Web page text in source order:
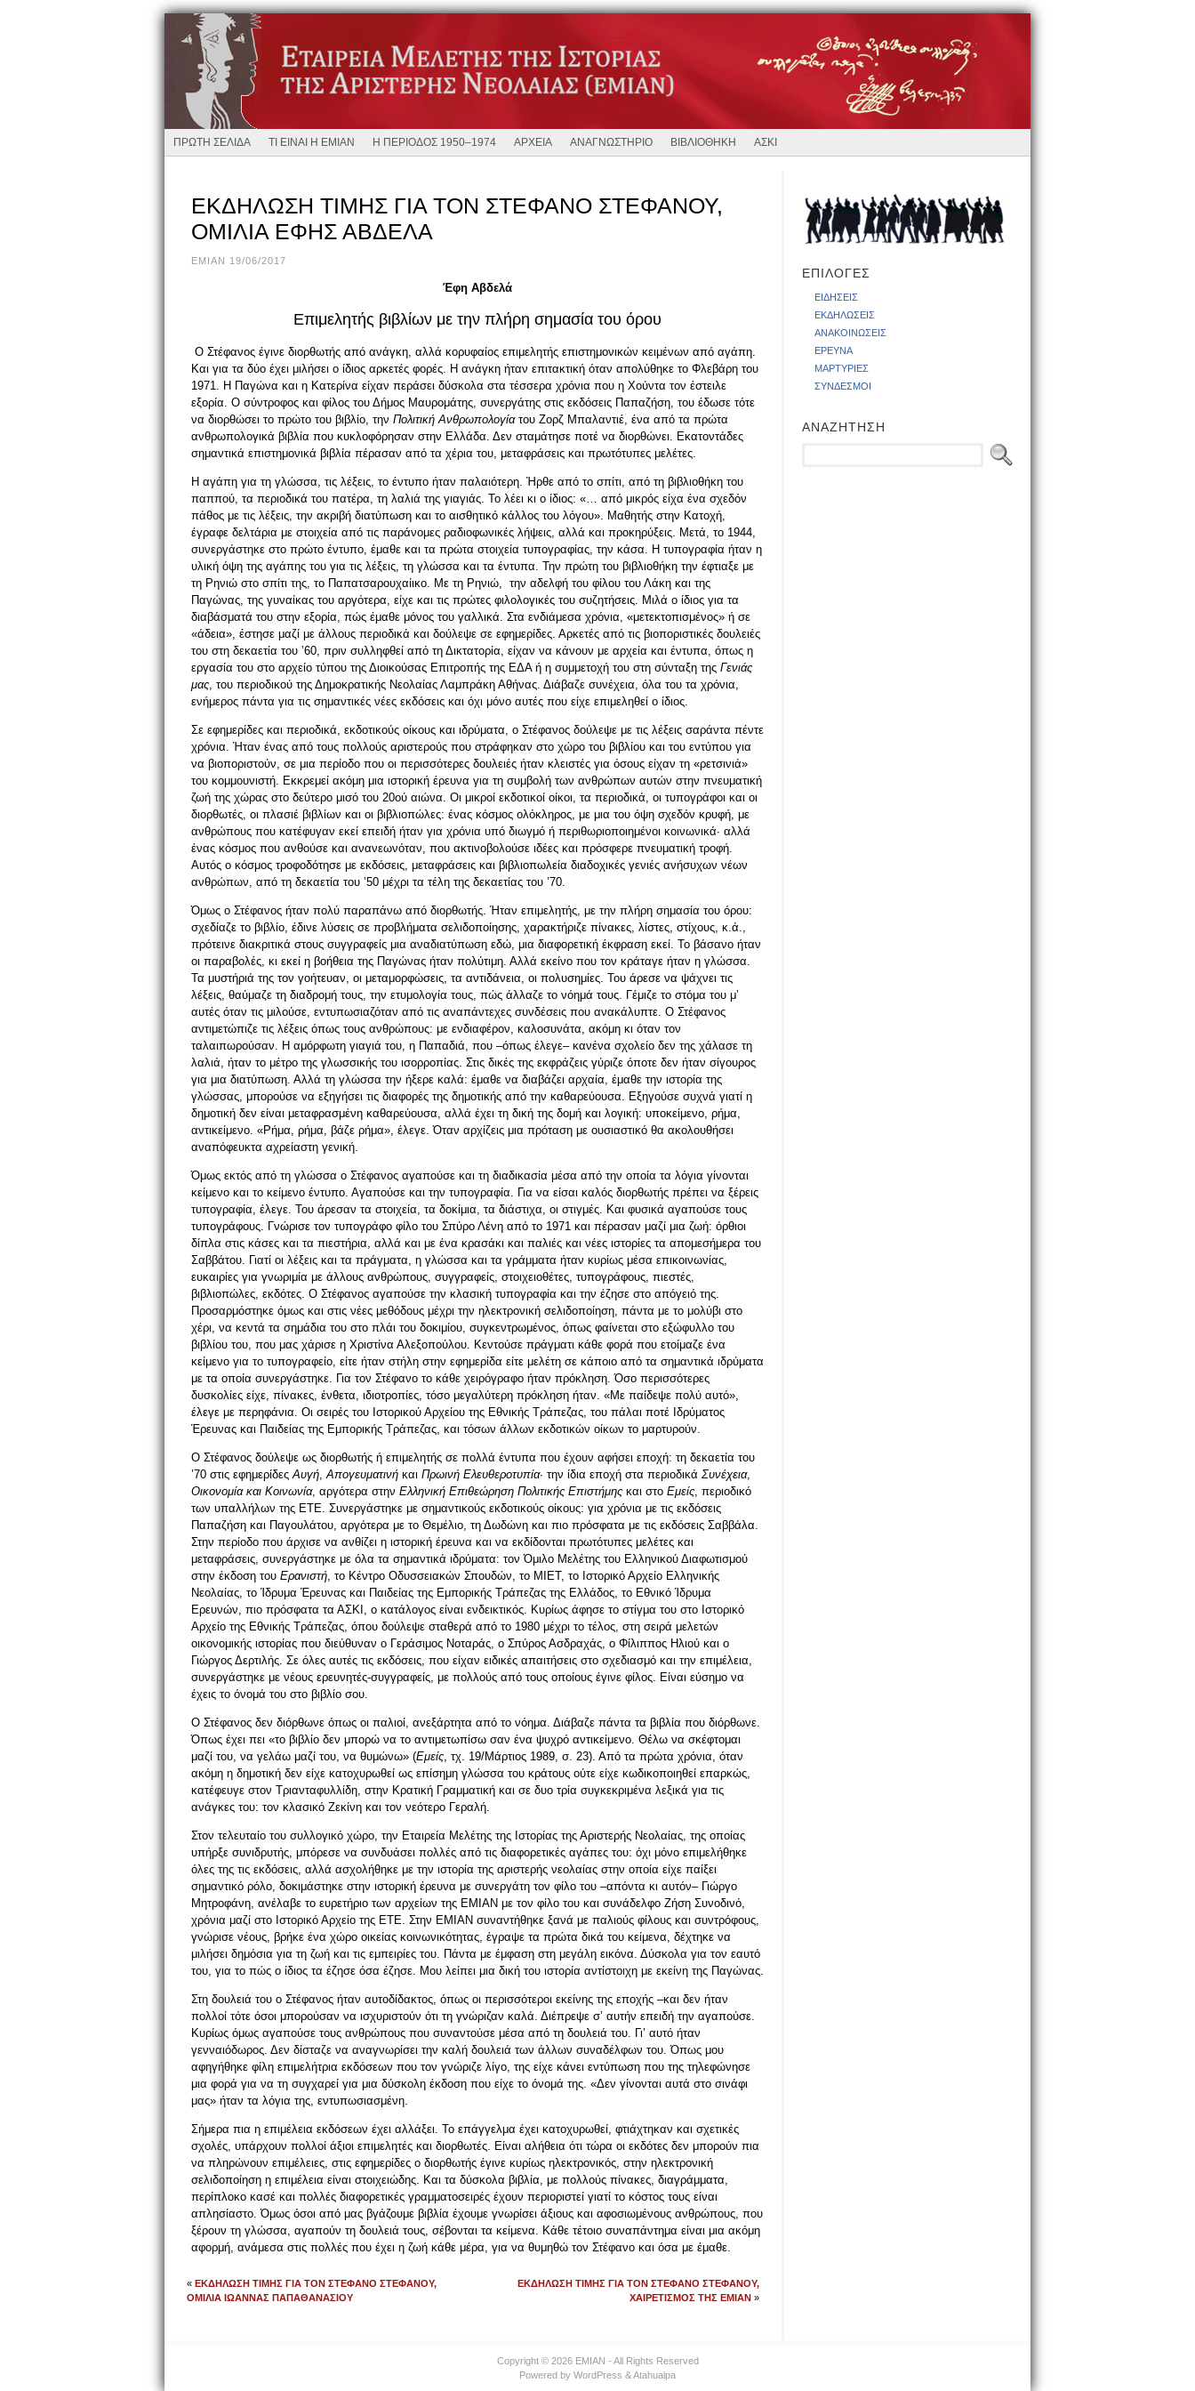
ΠΡΩΤΗ ΣΕΛΙΔΑ ΤΙ ΕΙΝΑΙ Η ΕΜΙΑΝ Η ΠΕΡΙΟΔΟΣ 1950–1974 ΑΡΧΕΙΑ ΑΝΑΓΝΩΣΤΗΡΙΟ ΒΙΒΛΙΟΘΗΚΗ ΑΣΚΙ
ΕΚΔΗΛΩΣΗ ΤΙΜΗΣ ΓΙΑ ΤΟΝ ΣΤΕΦΑΝΟ ΣΤΕΦΑΝΟΥ,
ΟΜΙΛΙΑ ΕΦΗΣ ΑΒΔΕΛΑ
EMIAN 19/06/2017
Έφη Αβδελά
Επιμελητής βιβλίων με την πλήρη σημασία του όρου
Ο Στέφανος έγινε διορθωτής από ανάγκη, αλλά κορυφαίος επιμελητής επιστημονικών κειμένων από αγάπη.
Και για τα δύο έχει μιλήσει ο ίδιος αρκετές φορές. Η ανάγκη ήταν επιτακτική όταν απολύθηκε το Φλεβάρη του
1971. Η Παγώνα και η Κατερίνα είχαν περάσει δύσκολα στα τέσσερα χρόνια που η Χούντα τον έστειλε
εξορία. Ο σύντροφος και φίλος του Δήμος Μαυρομάτης, συνεργάτης στις εκδόσεις Παπαζήση, του έδωσε τότε
να διορθώσει το πρώτο του βιβλίο, την Πολιτική Ανθρωπολογίατου Ζορζ Μπαλαντιέ, ένα από τα πρώτα
ανθρωπολογικά βιβλία που κυκλοφόρησαν στην Ελλάδα. Δεν σταμάτησε ποτέ να διορθώνει. Εκατοντάδες
σημαντικά επιστημονικά βιβλία πέρασαν από τα χέρια του, μεταφράσεις και πρωτότυπες μελέτες.
Η αγάπη για τη γλώσσα, τις λέξεις, το έντυπο ήταν παλαιότερη. Ήρθε από το σπίτι, από τη βιβλιοθήκη του
παππού, τα περιοδικά του πατέρα, τη λαλιά της γιαγιάς. Το λέει κι ο ίδιος: «… από μικρός είχα ένα σχεδόν
πάθος με τις λέξεις, την ακριβή διατύπωση και το αισθητικό κάλλος του λόγου». Μαθητής στην Κατοχή,
έγραφε δελτάρια με στοιχεία από τις παράνομες ραδιοφωνικές λήψεις, αλλά και προκηρύξεις. Μετά, το 1944,
συνεργάστηκε στο πρώτο έντυπο, έμαθε και τα πρώτα στοιχεία τυπογραφίας, την κάσα. Η τυπογραφία ήταν η
υλική όψη της αγάπης του για τις λέξεις, τη γλώσσα και τα έντυπα. Την πρώτη του βιβλιοθήκη την έφτιαξε με
τη Ρηνιώ στο σπίτι της, το Παπατσαρουχαίικο. Με τη Ρηνιώ, την αδελφή του φίλου του Λάκη και της
Παγώνας, της γυναίκας του αργότερα, είχε και τις πρώτες φιλολογικές του συζητήσεις. Μιλά ο ίδιος για τα
διαβάσματά του στην εξορία, πώς έμαθε μόνος του γαλλικά. Στα ενδιάμεσα χρόνια, «μετεκτοπισμένος» ή σε
«άδεια», έστησε μαζί με άλλους περιοδικά και δούλεψε σε εφημερίδες. Αρκετές από τις βιοποριστικές δουλειές
του στη δεκαετία του ’60, πριν συλληφθεί από τη Δικτατορία, είχαν να κάνουν με αρχεία και έντυπα, όπως η
εργασία του στο αρχείο τύπου της Διοικούσας Επιτροπής της ΕΔΑ ή η συμμετοχή του στη σύνταξη της Γενιάς
μας, του περιοδικού της Δημοκρατικής Νεολαίας Λαμπράκη Αθήνας. Διάβαζε συνέχεια, όλα του τα χρόνια,
ενήμερος πάντα για τις σημαντικές νέες εκδόσεις και όχι μόνο αυτές που είχε επιμεληθεί ο ίδιος.
Σε εφημερίδες και περιοδικά, εκδοτικούς οίκους και ιδρύματα, ο Στέφανος δούλεψε με τις λέξεις σαράντα πέντε
χρόνια. Ήταν ένας από τους πολλούς αριστερούς που στράφηκαν στο χώρο του βιβλίου και του εντύπου για
να βιοποριστούν, σε μια περίοδο που οι περισσότερες δουλειές ήταν κλειστές για όσους είχαν τη «ρετσινιά»
του κομμουνιστή. Εκκρεμεί ακόμη μια ιστορική έρευνα για τη συμβολή των ανθρώπων αυτών στην πνευματική
ζωή της χώρας στο δεύτερο μισό του 20ού αιώνα. Οι μικροί εκδοτικοί οίκοι, τα περιοδικά, οι τυπογράφοι και οι
διορθωτές, οι πλασιέ βιβλίων και οι βιβλιοπώλες: ένας κόσμος ολόκληρος, με μια του όψη σχεδόν κρυφή, με
ανθρώπους που κατέφυγαν εκεί επειδή ήταν για χρόνια υπό διωγμό ή περιθωριοποιημένοι κοινωνικά∙ αλλά
ένας κόσμος που ανθούσε και ανανεωνόταν, που ακτινοβολούσε ιδέες και πρόσφερε πνευματική τροφή.
Αυτός ο κόσμος τροφοδότησε με εκδόσεις, μεταφράσεις και βιβλιοπωλεία διαδοχικές γενιές ανήσυχων νέων
ανθρώπων, από τη δεκαετία του ’50 μέχρι τα τέλη της δεκαετίας του ’70.
Όμως ο Στέφανος ήταν πολύ παραπάνω από διορθωτής. Ήταν επιμελητής, με την πλήρη σημασία του όρου:
σχεδίαζε το βιβλίο, έδινε λύσεις σε προβλήματα σελιδοποίησης, χαρακτήριζε πίνακες, λίστες, στίχους, κ.ά.,
πρότεινε διακριτικά στους συγγραφείς μια αναδιατύπωση εδώ, μια διαφορετική έκφραση εκεί. Το βάσανο ήταν
οι παραβολές, κι εκεί η βοήθεια της Παγώνας ήταν πολύτιμη. Αλλά εκείνο που τον κράταγε ήταν η γλώσσα.
Τα μυστήριά της τον γοήτευαν, οι μεταμορφώσεις, τα αντιδάνεια, οι πολυσημίες. Του άρεσε να ψάχνει τις
λέξεις, θαύμαζε τη διαδρομή τους, την ετυμολογία τους, πώς άλλαζε το νόημά τους. Γέμιζε το στόμα του μ’
αυτές όταν τις μιλούσε, εντυπωσιαζόταν από τις αναπάντεχες συνδέσεις που ανακάλυπτε. Ο Στέφανος
αντιμετώπιζε τις λέξεις όπως τους ανθρώπους: με ενδιαφέρον, καλοσυνάτα, ακόμη κι όταν τον
ταλαιπωρούσαν. Η αμόρφωτη γιαγιά του, η Παπαδιά, που –όπως έλεγε– κανένα σχολείο δεν της χάλασε τη
λαλιά, ήταν το μέτρο της γλωσσικής του ισορροπίας. Στις δικές της εκφράζεις γύριζε όποτε δεν ήταν σίγουρος
για μια διατύπωση. Αλλά τη γλώσσα την ήξερε καλά: έμαθε να διαβάζει αρχαία, έμαθε την ιστορία της
γλώσσας, μπορούσε να εξηγήσει τις διαφορές της δημοτικής από την καθαρεύουσα. Εξηγούσε συχνά γιατί η
δημοτική δεν είναι μεταφρασμένη καθαρεύουσα, αλλά έχει τη δική της δομή και λογική: υποκείμενο, ρήμα,
αντικείμενο. «Ρήμα, ρήμα, βάζε ρήμα», έλεγε. Όταν αρχίζεις μια πρόταση με ουσιαστικό θα ακολουθήσει
αναπόφευκτα αχρείαστη γενική.
Όμως εκτός από τη γλώσσα ο Στέφανος αγαπούσε και τη διαδικασία μέσα από την οποία τα λόγια γίνονται
κείμενο και το κείμενο έντυπο. Αγαπούσε και την τυπογραφία. Για να είσαι καλός διορθωτής πρέπει να ξέρεις
τυπογραφία, έλεγε. Του άρεσαν τα στοιχεία, τα δοκίμια, τα διάστιχα, οι στιγμές. Και φυσικά αγαπούσε τους
τυπογράφους. Γνώρισε τον τυπογράφο φίλο του Σπύρο Λένη από το 1971 και πέρασαν μαζί μια ζωή: όρθιοι
δίπλα στις κάσες και τα πιεστήρια, αλλά και με ένα κρασάκι και παλιές και νέες ιστορίες τα απομεσήμερα του
Σαββάτου. Γιατί οι λέξεις και τα πράγματα, η γλώσσα και τα γράμματα ήταν κυρίως μέσα επικοινωνίας,
ευκαιρίες για γνωριμία με άλλους ανθρώπους, συγγραφείς, στοιχειοθέτες, τυπογράφους, πιεστές,
βιβλιοπώλες, εκδότες. Ο Στέφανος αγαπούσε την κλασική τυπογραφία και την έζησε στο απόγειό της.
Προσαρμόστηκε όμως και στις νέες μεθόδους μέχρι την ηλεκτρονική σελιδοποίηση, πάντα με το μολύβι στο
χέρι, να κεντά τα σημάδια του στο πλάι του δοκιμίου, συγκεντρωμένος, όπως φαίνεται στο εξώφυλλο του
βιβλίου του, που μας χάρισε η Χριστίνα Αλεξοπούλου. Κεντούσε πράγματι κάθε φορά που ετοίμαζε ένα
κείμενο για το τυπογραφείο, είτε ήταν στήλη στην εφημερίδα είτε μελέτη σε κάποιο από τα σημαντικά ιδρύματα
με τα οποία συνεργάστηκε. Για τον Στέφανο το κάθε χειρόγραφο ήταν πρόκληση. Όσο περισσότερες
δυσκολίες είχε, πίνακες, ένθετα, ιδιοτροπίες, τόσο μεγαλύτερη πρόκληση ήταν. «Με παίδεψε πολύ αυτό»,
έλεγε με περηφάνια. Οι σειρές του Ιστορικού Αρχείου της Εθνικής Τράπεζας, του πάλαι ποτέ Ιδρύματος
Έρευνας και Παιδείας της Εμπορικής Τράπεζας, και τόσων άλλων εκδοτικών οίκων το μαρτυρούν.
Ο Στέφανος δούλεψε ως διορθωτής ή επιμελητής σε πολλά έντυπα που έχουν αφήσει εποχή: τη δεκαετία του
’70 στις εφημερίδεςΑυγή,Απογευματινή και Πρωινή Ελευθεροτυπία∙ την ίδια εποχή στα περιοδικά Συνέχεια,
Οικονομία και Κοινωνία, αργότερα στην Ελληνική Επιθεώρηση Πολιτικής Επιστήμης και στο Εμείς, περιοδικό
των υπαλλήλων της ΕΤΕ. Συνεργάστηκε με σημαντικούς εκδοτικούς οίκους: για χρόνια με τις εκδόσεις
Παπαζήση και Παγουλάτου, αργότερα με το Θεμέλιο, τη Δωδώνη και πιο πρόσφατα με τις εκδόσεις Σαββάλα.
Στην περίοδο που άρχισε να ανθίζει η ιστορική έρευνα και να εκδίδονται πρωτότυπες μελέτες και
μεταφράσεις, συνεργάστηκε με όλα τα σημαντικά ιδρύματα: τον Όμιλο Μελέτης του Ελληνικού Διαφωτισμού
στην έκδοση του Ερανιστή, το Κέντρο Οδυσσειακών Σπουδών, το ΜΙΕΤ, το Ιστορικό Αρχείο Ελληνικής
Νεολαίας, το Ίδρυμα Έρευνας και Παιδείας της Εμπορικής Τράπεζας της Ελλάδος, το Εθνικό Ίδρυμα
Ερευνών, πιο πρόσφατα τα ΑΣΚΙ, ο κατάλογος είναι ενδεικτικός. Κυρίως άφησε το στίγμα του στο Ιστορικό
Αρχείο της Εθνικής Τράπεζας, όπου δούλεψε σταθερά από το 1980 μέχρι το τέλος, στη σειρά μελετών
οικονομικής ιστορίας που διεύθυναν ο Γεράσιμος Νοταράς, ο Σπύρος Ασδραχάς, ο Φίλιππος Ηλιού και ο
Γιώργος Δερτιλής. Σε όλες αυτές τις εκδόσεις, που είχαν ειδικές απαιτήσεις στο σχεδιασμό και την επιμέλεια,
συνεργάστηκε με νέους ερευνητές-συγγραφείς, με πολλούς από τους οποίους έγινε φίλος. Είναι εύσημο να
έχεις το όνομά του στο βιβλίο σου.
Ο Στέφανος δεν διόρθωνε όπως οι παλιοί, ανεξάρτητα από το νόημα. Διάβαζε πάντα τα βιβλία που διόρθωνε.
Όπως έχει πει «το βιβλίο δεν μπορώ να το αντιμετωπίσω σαν ένα ψυχρό αντικείμενο. Θέλω να σκέφτομαι
μαζί του, να γελάω μαζί του, να θυμώνω» (Εμείς, τχ. 19/Μάρτιος 1989, σ. 23). Από τα πρώτα χρόνια, όταν
ακόμη η δημοτική δεν είχε κατοχυρωθεί ως επίσημη γλώσσα του κράτους ούτε είχε κωδικοποιηθεί επαρκώς,
κατέφευγε στον Τριανταφυλλίδη, στην Κρατική Γραμματική και σε δυο τρία συγκεκριμένα λεξικά για τις
ανάγκες του: τον κλασικό Ζεκίνη και τον νεότερο Γεραλή.
Στον τελευταίο του συλλογικό χώρο, την Εταιρεία Μελέτης της Ιστορίας της Αριστερής Νεολαίας, της οποίας
υπήρξε συνιδρυτής, μπόρεσε να συνδυάσει πολλές από τις διαφορετικές αγάπες του: όχι μόνο επιμελήθηκε
όλες της τις εκδόσεις, αλλά ασχολήθηκε με την ιστορία της αριστερής νεολαίας στην οποία είχε παίξει
σημαντικό ρόλο, δοκιμάστηκε στην ιστορική έρευνα με συνεργάτη τον φίλο του –απόντα κι αυτόν– Γιώργο
Μητροφάνη, ανέλαβε το ευρετήριο των αρχείων της ΕΜΙΑΝ με τον φίλο του και συνάδελφο Ζήση Συνοδινό,
χρόνια μαζί στο Ιστορικό Αρχείο της ΕΤΕ. Στην ΕΜΙΑΝ συναντήθηκε ξανά με παλιούς φίλους και συντρόφους,
γνώρισε νέους, βρήκε ένα χώρο οικείας κοινωνικότητας, έγραψε τα πρώτα δικά του κείμενα, δέχτηκε να
μιλήσει δημόσια για τη ζωή και τις εμπειρίες του. Πάντα με έμφαση στη μεγάλη εικόνα. Δύσκολα για τον εαυτό
του, για το πώς ο ίδιος τα έζησε όσα έζησε. Μου λείπει μια δική του ιστορία αντίστοιχη με εκείνη της Παγώνας.
Στη δουλειά του ο Στέφανος ήταν αυτοδίδακτος, όπως οι περισσότεροι εκείνης της εποχής –και δεν ήταν
πολλοί τότε όσοι μπορούσαν να ισχυριστούν ότι τη γνώριζαν καλά. Διέπρεψε σ’ αυτήν επειδή την αγαπούσε.
Κυρίως όμως αγαπούσε τους ανθρώπους που συναντούσε μέσα από τη δουλειά του. Γι’ αυτό ήταν
γενναιόδωρος. Δεν δίσταζε να αναγνωρίσει την καλή δουλειά των άλλων συναδέλφων του. Όπως μου
αφηγήθηκε φίλη επιμελήτρια εκδόσεων που τον γνώριζε λίγο, της είχε κάνει εντύπωση που της τηλεφώνησε
μια φορά για να τη συγχαρεί για μια δύσκολη έκδοση που είχε το όνομά της. «Δεν γίνονται αυτά στο σινάφι
μας» ήταν τα λόγια της, εντυπωσιασμένη.
Σήμερα πια η επιμέλεια εκδόσεων έχει αλλάξει. Το επάγγελμα έχει κατοχυρωθεί, φτιάχτηκαν και σχετικές
σχολές, υπάρχουν πολλοί άξιοι επιμελητές και διορθωτές. Είναι αλήθεια ότι τώρα οι εκδότες δεν μπορούν πια
να πληρώνουν επιμέλειες, στις εφημερίδες ο διορθωτής έγινε κυρίως ηλεκτρονικός, στην ηλεκτρονική
σελιδοποίηση η επιμέλεια είναι στοιχειώδης. Και τα δύσκολα βιβλία, με πολλούς πίνακες, διαγράμματα,
περίπλοκο κασέ και πολλές διαφορετικές γραμματοσειρές έχουν περιοριστεί γιατί το κόστος τους είναι
απλησίαστο. Όμως όσοι από μας βγάζουμε βιβλία έχουμε γνωρίσει άξιους και αφοσιωμένους ανθρώπους, που
ξέρουν τη γλώσσα, αγαπούν τη δουλειά τους, σέβονται τα κείμενα. Κάθε τέτοιο συναπάντημα είναι μια ακόμη
αφορμή, ανάμεσα στις πολλές που έχει η ζωή κάθε μέρα, για να θυμηθώ τον Στέφανο και όσα με έμαθε.
« ΕΚΔΗΛΩΣΗ ΤΙΜΗΣ ΓΙΑ ΤΟΝ ΣΤΕΦΑΝΟ ΣΤΕΦΑΝΟΥ,
ΟΜΙΛΙΑ ΙΩΑΝΝΑΣ ΠΑΠΑΘΑΝΑΣΙΟΥ
ΕΚΔΗΛΩΣΗ ΤΙΜΗΣ ΓΙΑ ΤΟΝ ΣΤΕΦΑΝΟ ΣΤΕΦΑΝΟΥ,
ΧΑΙΡΕΤΙΣΜΟΣ ΤΗΣ ΕΜΙΑΝ »
ΕΠΙΛΟΓΕΣ
ΕΙΔΗΣΕΙΣ
ΕΚΔΗΛΩΣΕΙΣ
ΑΝΑΚΟΙΝΩΣΕΙΣ
ΕΡΕΥΝΑ
ΜΑΡΤΥΡΙΕΣ
ΣΥΝΔΕΣΜΟΙ
ΑΝΑΖΗΤΗΣΗ
Copyright © 2026 EMIAN - All Rights Reserved
Powered by WordPress &Atahualpa